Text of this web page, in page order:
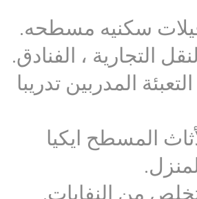
سكنيه مسطحه.
التجارية ، الفنادق.
المدربين تدريبا
المسطح ايكيا
من النفايات.